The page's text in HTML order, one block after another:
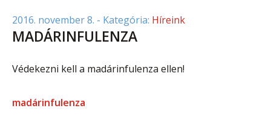
2016. november 8. - Kategória: Híreink
MADÁRINFULENZA
Védekezni kell a madárinfulenza ellen!
madárinfulenza